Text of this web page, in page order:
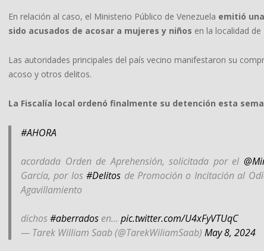
En relación al caso, el Ministerio Público de Venezuela emitió
sido acusados de acosar a mujeres y niños en la localidad de
Las autoridades principales del país vecino manifestaron su
acoso y otros delitos.
La Fiscalía local ordenó finalmente su detención esta
#AHORA
acordada Orden de Aprehensión, solicitada por el
García, por los#Delitos de Promoción o Incitación al
Agavillamiento
dichos#aberrados en… pic.twitter.com/U4xFyVTUqC
— Tarek William Saab (@TarekWiliamSaab) May 8, 2024